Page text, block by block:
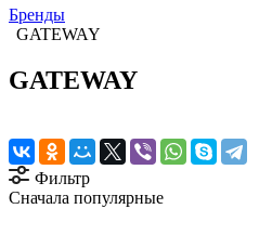
Бренды
GATEWAY
GATEWAY
Фильтр
Сначала популярные